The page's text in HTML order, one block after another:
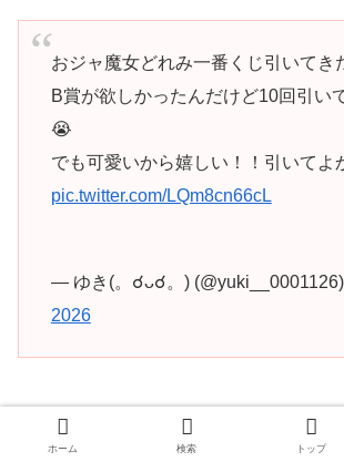
おジャ魔女どれみ一番くじ引いてき
B賞が欲しかったんだけど10回引い
😭
でも可愛いから嬉しい！！引いてよ
pic.twitter.com/LQm8cn66cL
— ゆき(。☌ᴗ☌。) (@yuki__0001126)
2026
やばっ！
ホーム 検索 トップ